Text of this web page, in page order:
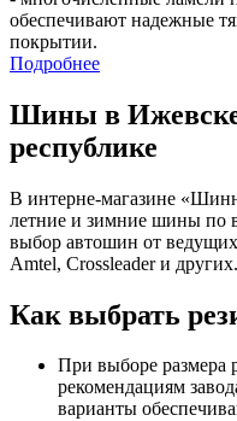
обеспечивают надежные
покрытии.
Подробнее
Шины в
республике
В интерне-магазине
летние и зимние шины по
выбор автошин от
Amtel, Crossleader и других.
Как выбрать
При выборе размера
рекомендациям
варианты